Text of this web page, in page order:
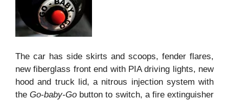
The car has side skirts and scoops, fender flares,
new fiberglass front end with PIA driving lights, new
hood and truck lid, a nitrous injection system with
theGo-baby-Go button to switch, a fire extinguisher